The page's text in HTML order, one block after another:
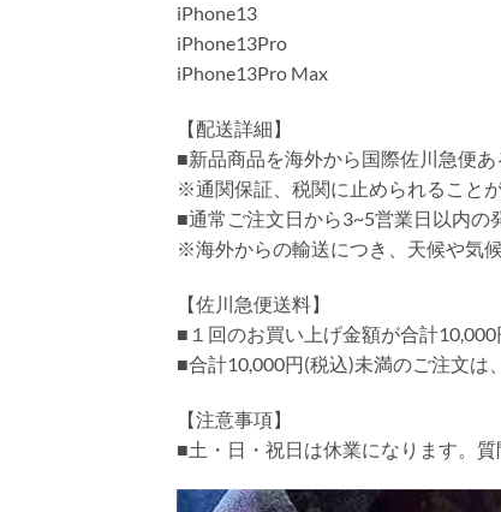
iPhone13
iPhone13Pro
iPhone13Pro Max
【配送詳細】
■新品商品を海外から国際佐川急便
※通関保証、税関に止められることが
■通常ご注文日から3~5営業日以内の
※海外からの輸送につき、天候や気
【佐川急便送料】
■１回のお買い上げ金額が合計
■合計10,000円(税込)未満のご注文は
【注意事項】
■土・日・祝日は休業になります。